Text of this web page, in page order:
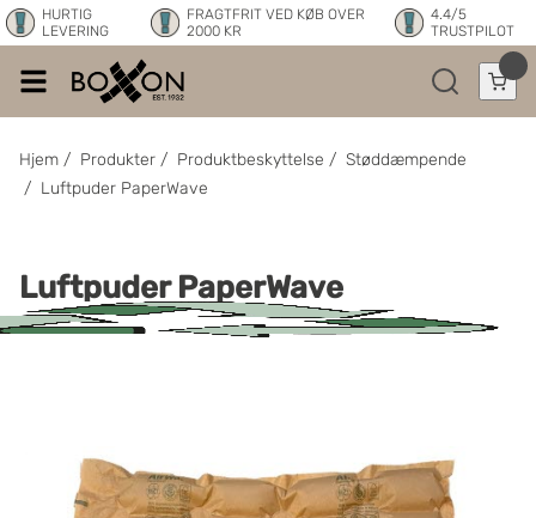
HURTIG
LEVERING
FRAGTFRIT VED KØB OVER
2000 KR
4.4/5
TRUSTPILOT
Hjem / Produkter / Produktbeskyttelse / Støddæmpende
/ Luftpuder PaperWave
Luftpuder PaperWave